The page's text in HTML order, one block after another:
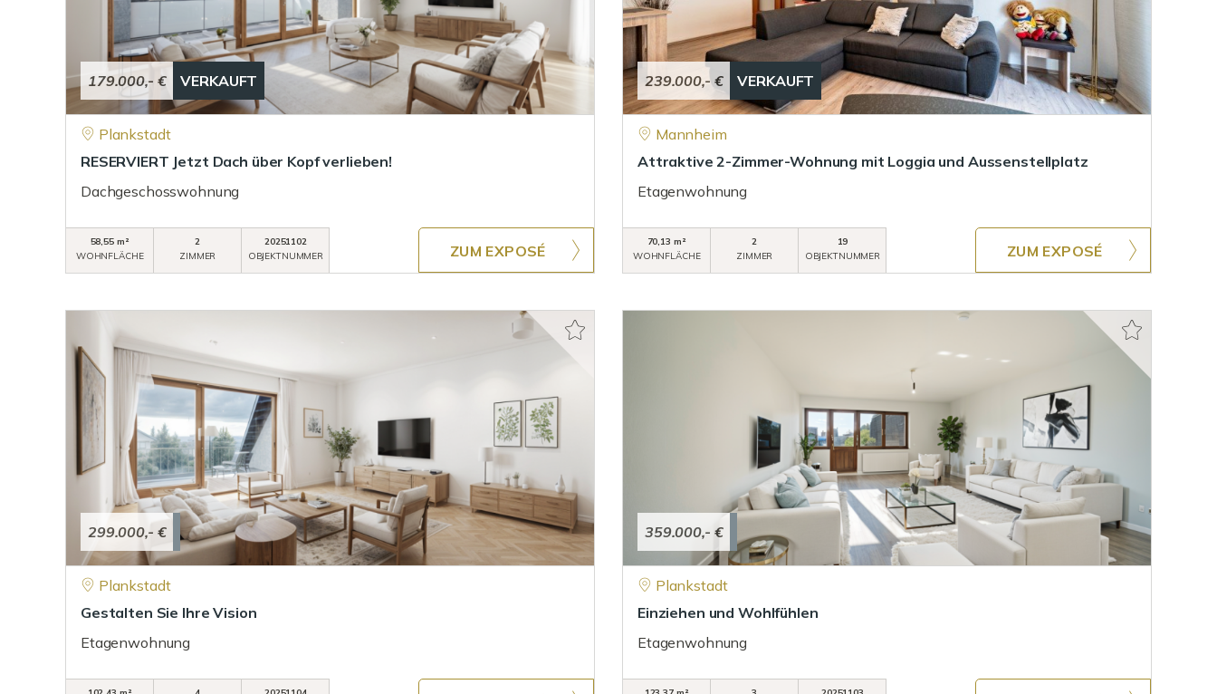
179.000,- € VERKAUFT
Plankstadt
RESERVIERT Jetzt Dach über Kopf verlieben!
Dachgeschosswohnung
58,55 m²
WOHNFLÄCHE
2
ZIMMER
20251102
OBJEKTNUMMER
ZUM EXPOSÉ
239.000,- € VERKAUFT
Mannheim
Attraktive 2-Zimmer-Wohnung mit Loggia und Aussenstellplatz
Etagenwohnung
70,13 m²
WOHNFLÄCHE
2
ZIMMER
19
OBJEKTNUMMER
ZUM EXPOSÉ
299.000,- €
Plankstadt
Gestalten Sie Ihre Vision
Etagenwohnung
359.000,- €
Plankstadt
Einziehen und Wohlfühlen
Etagenwohnung